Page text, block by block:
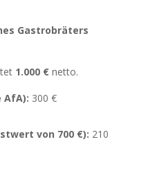
Gastrobräters
1.000 € netto.
AfA): 300 €
von 700 €): 210